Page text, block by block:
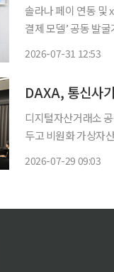
솔라나 페이 연동 및
결제 모델’ 공동 발굴
2026-07-31 12:53
DAXA, 통신사
디지털자산거래소
두고 비원화 가상자산거래소의 제
2026-07-29 09:03